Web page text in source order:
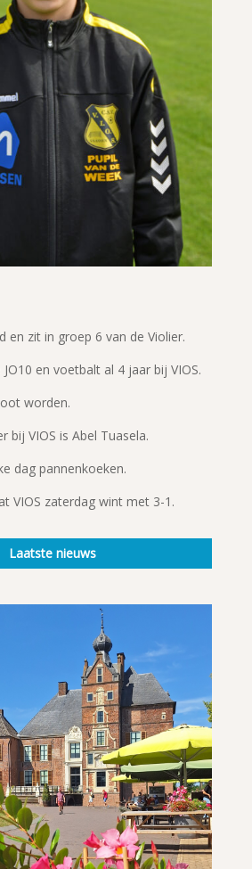
en zit in groep 6 van de Violier.
en voetbalt al 4 jaar bij VIOS.
worden.
bij VIOS is Abel Tuasela.
dag pannenkoeken.
VIOS zaterdag wint met 3-1.
Laatste nieuws